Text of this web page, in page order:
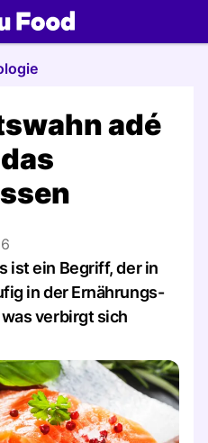
adé
ist ein Begriff, der in
in der Ernährungs-
verbirgt sich